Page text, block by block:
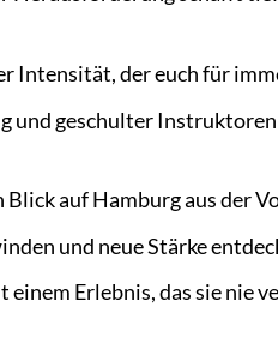
Intensität, der euch für
und geschulter
auf Hamburg aus der
und neue Stärke
Erlebnis, das sie nie